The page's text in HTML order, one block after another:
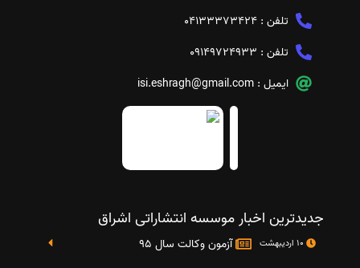
تلفن : 04133373424
تلفن : 09149724933
ایمیل : isi.eshragh@gmail.com
جدیدترین اخبار موسسه انتشاراتی اشراق
آزمون وکالت سال 95